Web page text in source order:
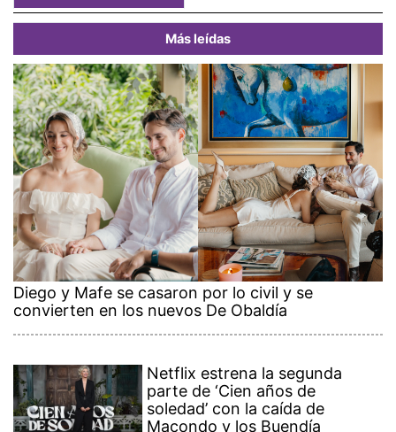
Más leídas
Diego y Mafe se casaron por lo civil y se
convierten en los nuevos De Obaldía
Netflix estrena la segunda
parte de ‘Cien años de
soledad’ con la caída de
Macondo y los Buendía